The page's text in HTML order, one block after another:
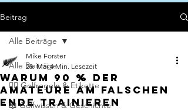
Beitrag
Alle Beiträge
🏌️‍♂️ Golfregeln & Etikette
📖 Golfwissen & Geschichte
Alle Beiträge
Warum 90 % der
Amateure am falschen
Ende trainieren
Mike Forster
28. Mai 4 Min. Lesezeit